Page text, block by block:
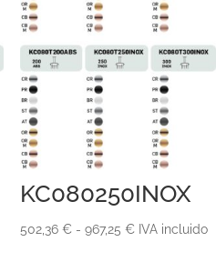
KC080250INOX
502,36 € - 967,25 €Rango
IVA incluido